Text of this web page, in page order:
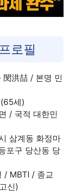
로필
洪喆 / 본명 민
세)
/ 국적 대한민
삼계동 화정마
포구 당산동 당
/ MBTI / 종교
신)